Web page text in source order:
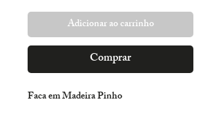
Adicionar ao carrinho
Comprar
Faca em Madeira Pinho